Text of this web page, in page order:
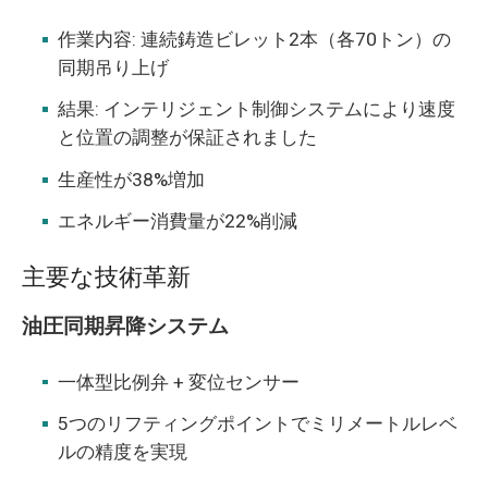
作業内容: 連続鋳造ビレット2本（各70トン）の
同期吊り上げ
結果: インテリジェント制御システムにより速度
と位置の調整が保証されました
生産性が38%増加
エネルギー消費量が22%削減
主要な技術革新
油圧同期昇降システム
一体型比例弁 + 変位センサー
5つのリフティングポイントでミリメートルレベ
ルの精度を実現